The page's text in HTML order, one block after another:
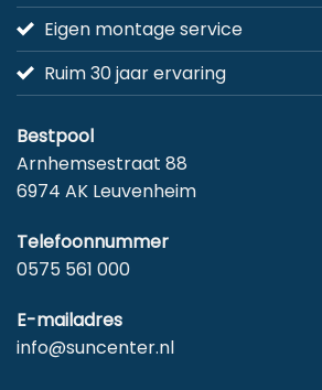
Eigen montage service
Ruim 30 jaar ervaring
Bestpool
Arnhemsestraat 88
6974 AK Leuvenheim
Telefoonnummer
0575 561 000
E-mailadres
info@suncenter.nl